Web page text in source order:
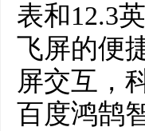
表和12.3
飞屏的便
屏交互，
百度鸿鹄